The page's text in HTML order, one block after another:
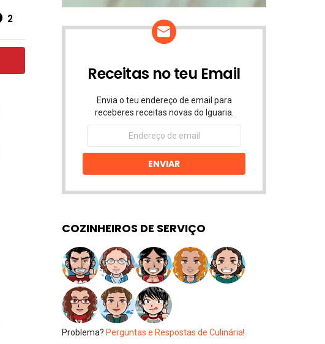
2
Receitas no teu Email
Envia o teu endereço de email para
receberes receitas novas do Iguaria.
Endereço
email
ENVIAR
COZINHEIROS DE SERVIÇO
Problema? Perguntas e Respostas de Culinária!